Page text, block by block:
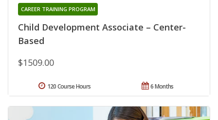
Child Development Associate – Center-
Based
CAREER TRAINING PROGRAM
$1509.00
6 Months
120 Course Hours